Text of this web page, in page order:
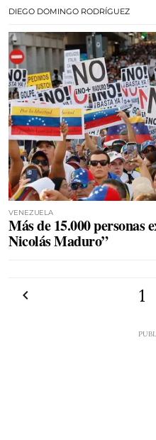
DIEGO DOMINGO RODRÍGUEZ
VENEZUELA
Más de 15.000 personas
Nicolás Maduro”
1